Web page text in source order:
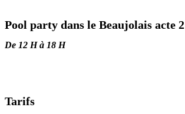
Pool party dans le Beaujolais acte 2
De 12 H à 18 H
Tarifs